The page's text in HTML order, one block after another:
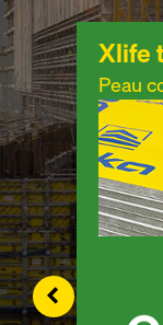
Xlife
Peau
Left